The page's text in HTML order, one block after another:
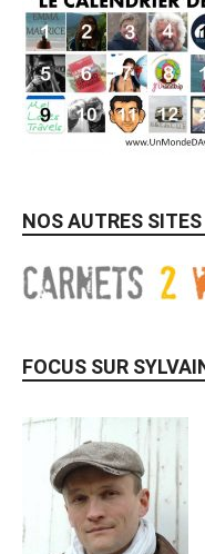
NOS AUTRES SITES
FOCUS SUR